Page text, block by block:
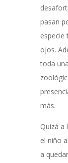
pasan
especie
ojos.
toda
más.
Quizá a
el niño
a